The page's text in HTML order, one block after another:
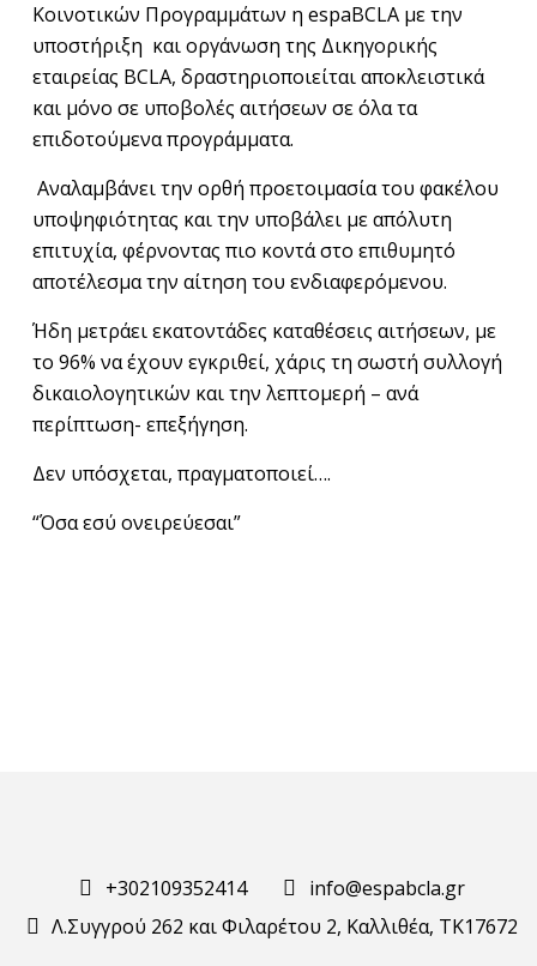
Κοινοτικών Προγραμμάτων η espaBCLA με την
υποστήριξη και οργάνωση της Δικηγορικής
εταιρείας BCLA, δραστηριοποιείται αποκλειστικά
και μόνο σε υποβολές αιτήσεων σε όλα τα
επιδοτούμενα προγράμματα.
Αναλαμβάνει την ορθή προετοιμασία του φακέλου
υποψηφιότητας και την υποβάλει με απόλυτη
επιτυχία, φέρνοντας πιο κοντά στο επιθυμητό
αποτέλεσμα την αίτηση του ενδιαφερόμενου.
Ήδη μετράει εκατοντάδες καταθέσεις αιτήσεων, με
το 96% να έχουν εγκριθεί, χάρις τη σωστή συλλογή
δικαιολογητικών και την λεπτομερή – ανά
περίπτωση- επεξήγηση.
Δεν υπόσχεται, πραγματοποιεί….
“Όσα εσύ ονειρεύεσαι”
+302109352414
info@espabcla.gr
Λ.Συγγρού 262 και Φιλαρέτου 2, Καλλιθέα, ΤΚ17672